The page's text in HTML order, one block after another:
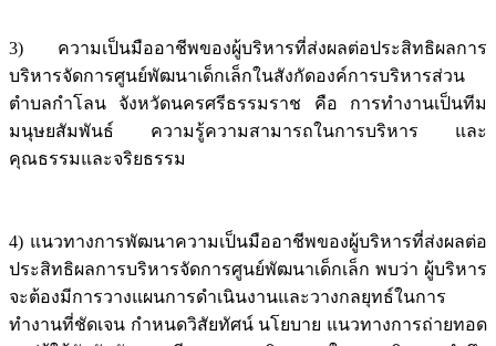
3) ความเป็นมืออาชีพของผู้บริหารที่ส่งผลต่อประสิทธิผลการ
บริหารจัดการศูนย์พัฒนาเด็กเล็กในสังกัดองค์การบริหารส่วน
ตำบลกำโลน จังหวัดนครศรีธรรมราช คือ การทำงานเป็นทีม
มนุษยสัมพันธ์ ความรู้ความสามารถในการบริหาร และ
คุณธรรมและจริยธรรม
4) แนวทางการพัฒนาความเป็นมืออาชีพของผู้บริหารที่ส่งผลต่อ
ประสิทธิผลการบริหารจัดการศูนย์พัฒนาเด็กเล็ก พบว่า ผู้บริหาร
จะต้องมีการวางแผนการดำเนินงานและวางกลยุทธ์ในการ
ทำงานที่ชัดเจน กำหนดวิสัยทัศน์ นโยบาย แนวทางการถ่ายทอด